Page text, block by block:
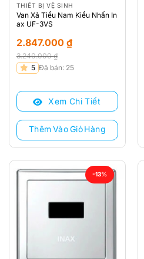
THIẾT BỊ VỆ SINH
Van Xả Tiểu Nam Kiểu Nhấn In
ax UF-3VS
3.240.000₫
Giá
là:
3.240.000 ₫.
2.847.000 ₫
Giá
tại
2.847.000 ₫.
5 Đã bán: 25
Xem Chi Tiết
Thêm Vào Giỏ Hàng
-13%